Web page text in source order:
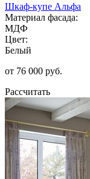
Шкаф-купе Альфа
Материал фасада:
МДФ
Цвет:
Белый
от 76 000 руб.
Рассчитать